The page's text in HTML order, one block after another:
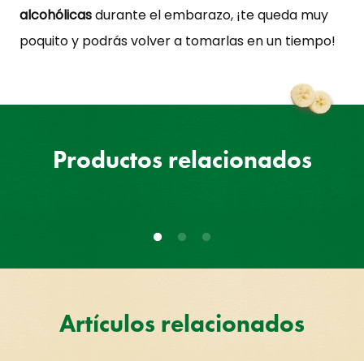
alcohólicasdurante el embarazo, ¡te queda muy
poquito y podrás volver a tomarlas en un tiempo!
Productos relacionados
Artículos relacionados